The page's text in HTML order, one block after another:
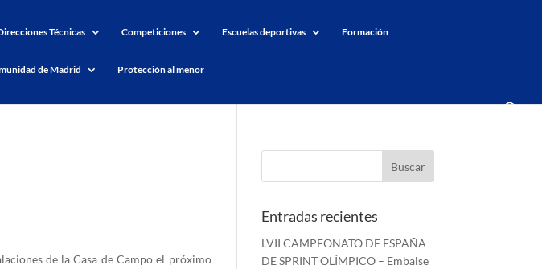
Técnicas Competiciones Escuelas deportivas Formación
de Madrid Protección al menor
de la Casa de Campo el próximo
Entradas recientes
LVII CAMPEONATO DE ESPAÑA
DE SPRINT OLÍMPICO – Embalse